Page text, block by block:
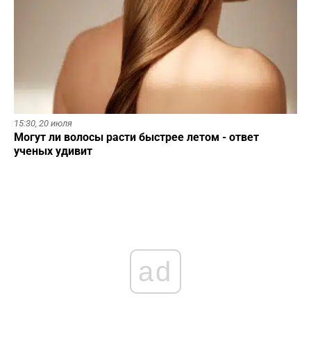
15:30, 20 июля
Могут ли волосы расти быстрее летом - ответ
ученых удивит
ad